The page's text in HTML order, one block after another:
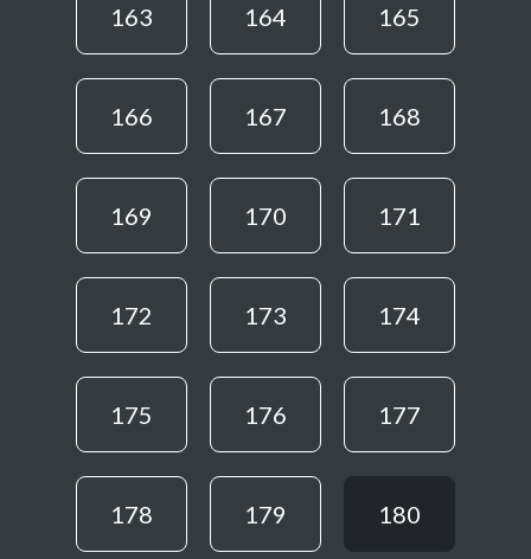
163 164 165
166 167 168
169 170 171
172 173 174
175 176 177
178 179 180